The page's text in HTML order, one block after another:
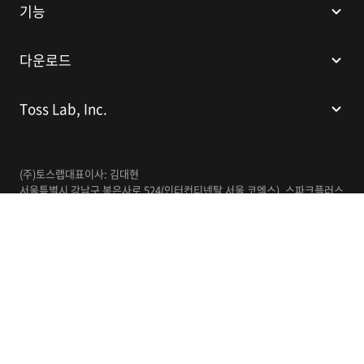
기능
다운로드
Toss Lab, Inc.
(주)토스랩대표이사: 김대현
서울특별시 강남구 봉은사로 524(인터컨티넨탈 서울 코엑스), 스파크플러스